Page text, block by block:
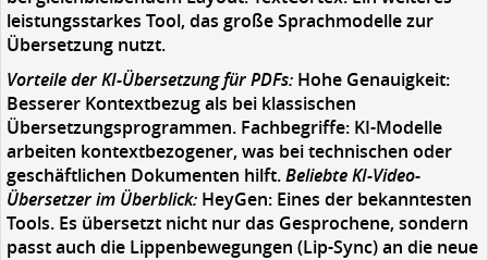
leistungsstarkes Tool, das große Sprachmodelle zur
Übersetzung nutzt.
Vorteile der KI-Übersetzung für PDFs: Hohe Genauigkeit:
Besserer Kontextbezug als bei klassischen
Übersetzungsprogrammen. Fachbegriffe: KI-Modelle
arbeiten kontextbezogener, was bei technischen oder
geschäftlichen Dokumenten hilft.Beliebte KI-Video-
Übersetzer im Überblick: HeyGen: Eines der bekanntesten
Tools. Es übersetzt nicht nur das Gesprochene, sondern
passt auch die Lippenbewegungen (Lip-Sync) an die neue